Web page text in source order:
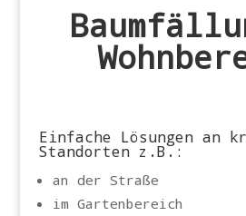
Einfache Lösungen an
Standorten z.B.:
an der Straße
im Gartenbereich